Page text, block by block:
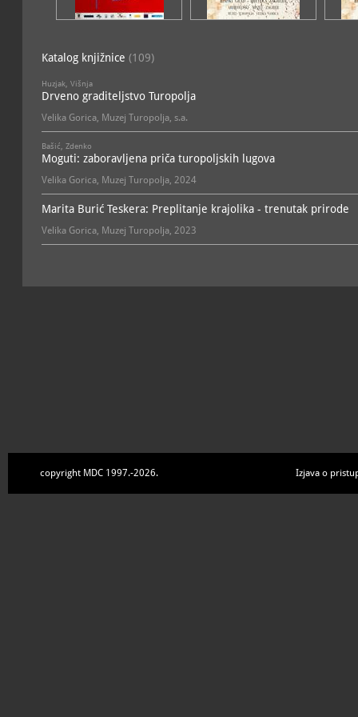
Katalog knjižnice (109)
Huzjak, Višnja
Drveno graditeljstvo Turopolja
Velika Gorica, Muzej Turopolja, s.a.
Bašić, Zdenko
Moguti: zaboravljena priča turopoljskih lugova
Velika Gorica, Muzej Turopolja, 2024
Marita Burić Teskera: Preplitanje krajolika - trenutak prirode
Velika Gorica, Muzej Turopolja, 2023
copyright MDC 1997.-2026. Izjava o